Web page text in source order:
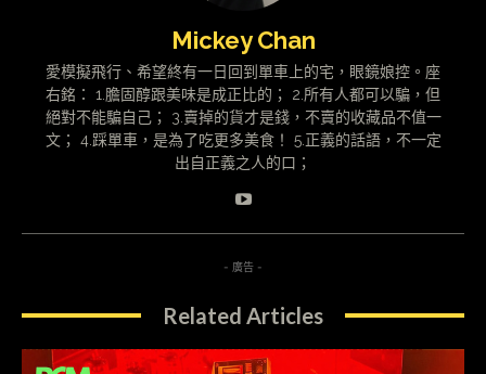
Mickey Chan
愛模擬飛行、希望終有一日回到單車上的宅，眼鏡娘控。座
右銘： 1.膽固醇跟美味是成正比的； 2.所有人都可以騙，但
絕對不能騙自己； 3.賣掉的貨才是錢，不賣的收藏品不值一
文； 4.踩單車，是為了吃更多美食！ 5.正義的話語，不一定
出自正義之人的口；
- 廣告 -
Related Articles